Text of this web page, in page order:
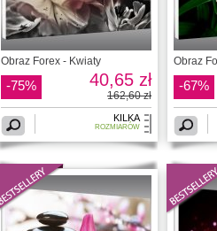
Obraz Forex - Kwiaty
-75% 40,65 zł
162,60 zł
KILKA
ROZMIARÓW
Obraz
-67%